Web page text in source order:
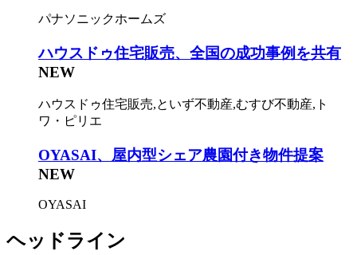
パナソニックホームズ
ハウスドゥ住宅販売、全国の成功事例を共有
NEW
ハウスドゥ住宅販売,といず不動産,むすび不動産,ト
ワ・ピリエ
OYASAI、屋内型シェア農園付き物件提案
NEW
OYASAI
ヘッドライン